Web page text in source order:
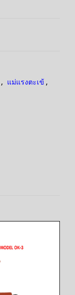
, แม่แรงตะเข้ ,